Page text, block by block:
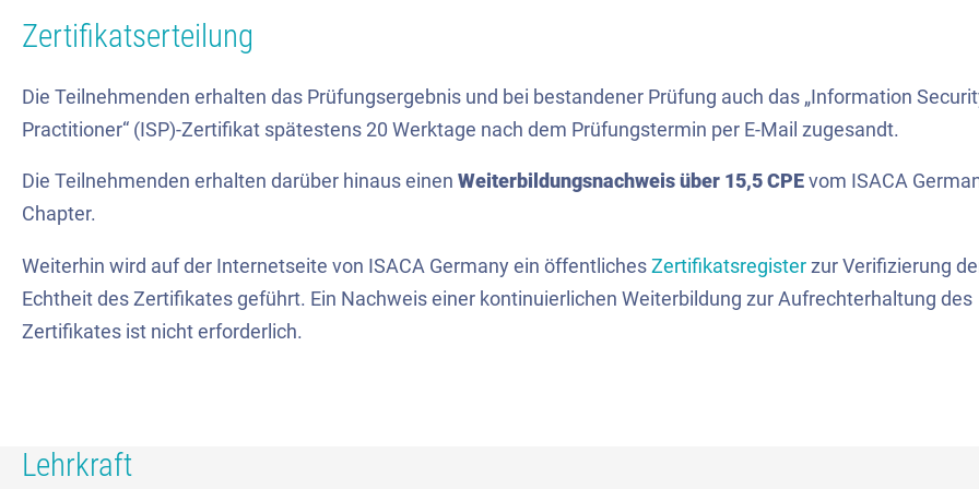
Zertifikatserteilung
Die Teilnehmenden erhalten das Prüfungsergebnis und bei bestandener Prüfung auch das „Information
Practitioner“ (ISP)-Zertifikat spätestens 20 Werktage nach dem Prüfungstermin per E-Mail zugesandt.
Die Teilnehmenden erhalten darüber hinaus einen Weiterbildungsnachweis über 15,5 CPE vom ISACA
Chapter.
Weiterhin wird auf der Internetseite von ISACA Germany ein öffentliches Zertifikatsregister zur Verifizierung
Echtheit des Zertifikates geführt. Ein Nachweis einer kontinuierlichen Weiterbildung zur Aufrechterhaltung des
Zertifikates ist nicht erforderlich.
Lehrkraft